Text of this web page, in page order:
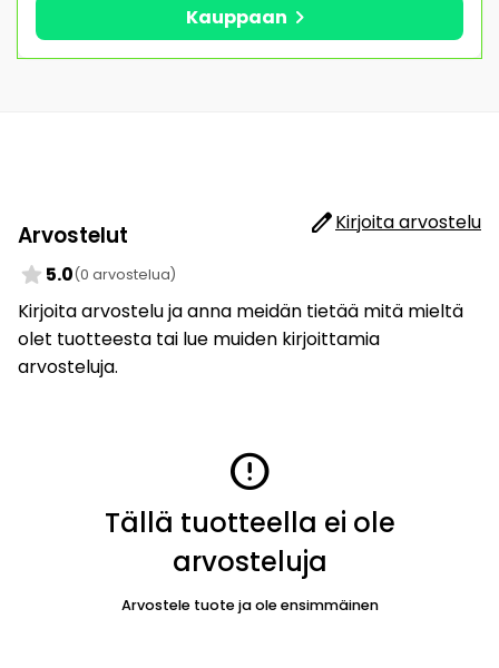
Kauppaan chevron_right
Arvostelut editKirjoita arvostelu
star 5.0(0 arvostelua)
Kirjoita arvostelu ja anna meidän tietää mitä mieltä
olet tuotteesta tai lue muiden kirjoittamia
arvosteluja.
error
Tällä tuotteella ei ole
arvosteluja
Arvostele tuote ja ole ensimmäinen